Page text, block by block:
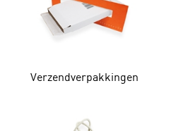
Verzendverpakkingen